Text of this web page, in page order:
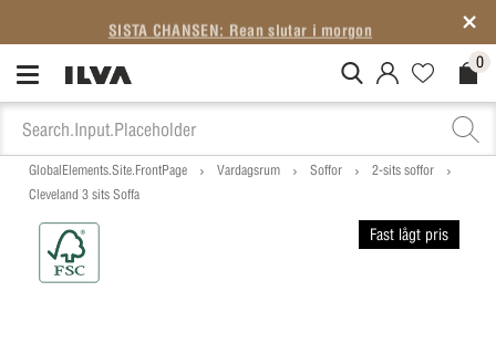
SISTA CHANSEN: Rean slutar i morgon
MitIlva.Login 0
GlobalElements.Site.FrontPage Vardagsrum Soffor
2-sits soffor
Cleveland 3 sits Soffa
Fast lågt pris